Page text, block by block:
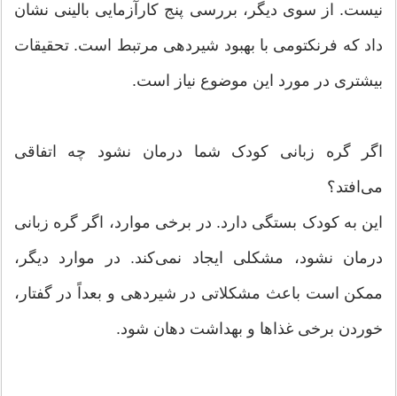
نیست. از سوی دیگر، بررسی پنج کارآزمایی بالینی نشان
داد که فرنکتومی با بهبود شیردهی مرتبط است. تحقیقات
بیشتری در مورد این موضوع نیاز است.
اگر گره زبانی کودک شما درمان نشود چه اتفاقی
می‌افتد؟
این به کودک بستگی دارد. در برخی موارد، اگر گره زبانی
درمان نشود، مشکلی ایجاد نمی‌کند. در موارد دیگر،
ممکن است باعث مشکلاتی در شیردهی و بعداً در گفتار،
خوردن برخی غذاها و بهداشت دهان شود.